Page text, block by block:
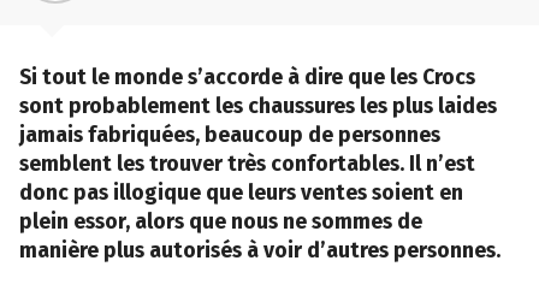
Si tout le monde s’accorde à dire que les Crocs
sont probablement les chaussures les plus laides
jamais fabriquées, beaucoup de personnes
semblent les trouver très confortables. Il n’est
donc pas illogique que leurs ventes soient en
plein essor, alors que nous ne sommes de
manière plus autorisés à voir d’autres personnes.